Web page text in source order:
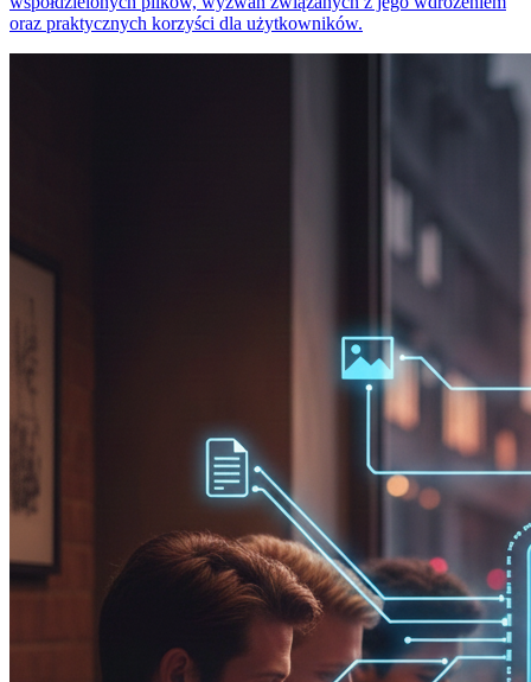
oraz praktycznych korzyści dla użytkowników.